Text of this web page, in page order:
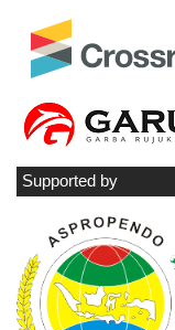
Supported by